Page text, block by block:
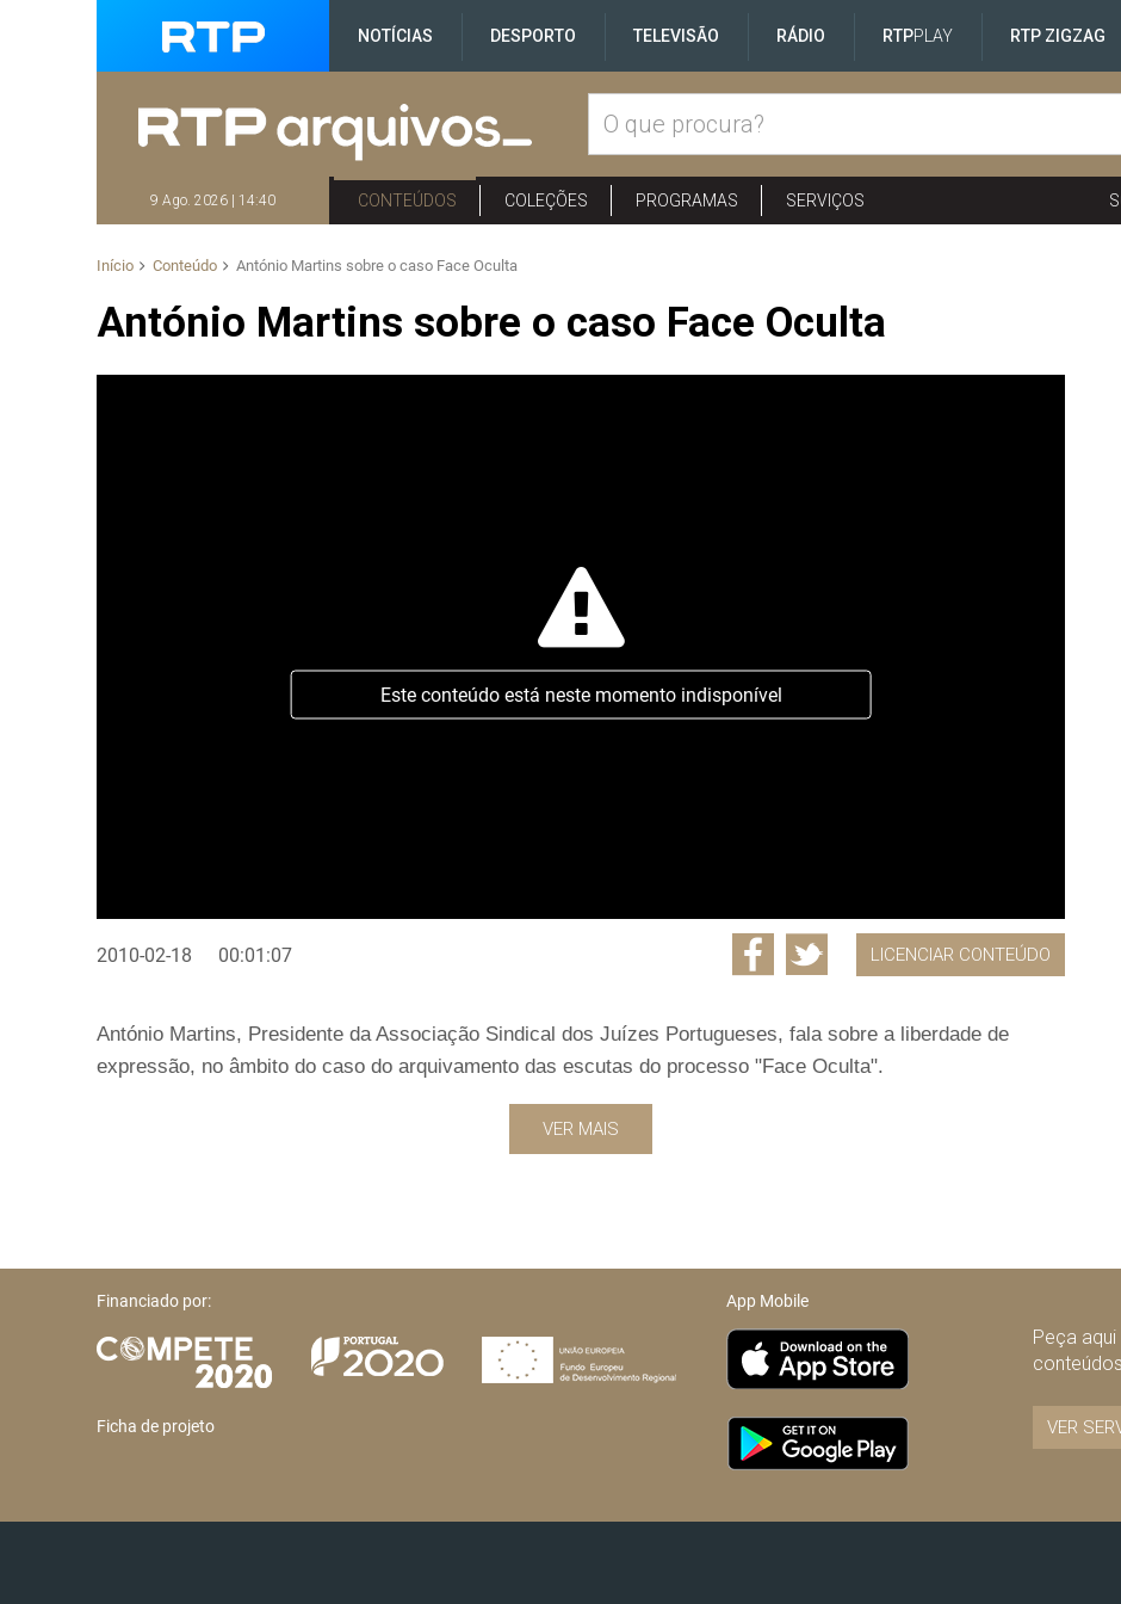
NOTÍCIAS DESPORTO TELEVISÃO RÁDIO RTPPLAY RTP ZIGZAG
9 Ago. 2026 | 14:40 CONTEÚDOS COLEÇÕES PROGRAMAS SERVIÇOS
Início Conteúdo António Martins sobre o caso Face Oculta
António Martins sobre o caso Face Oculta
Este conteúdo está neste momento indisponível
2010-02-18 00:01:07 LICENCIAR CONTEÚDO
António Martins, Presidente da Associação Sindical dos Juízes Portugueses, fala sobre a liberdade de
expressão, no âmbito do caso do arquivamento das escutas do processo "Face Oculta".
VER MAIS
Financiado por:
Ficha de projeto
App Mobile
Peça
VER